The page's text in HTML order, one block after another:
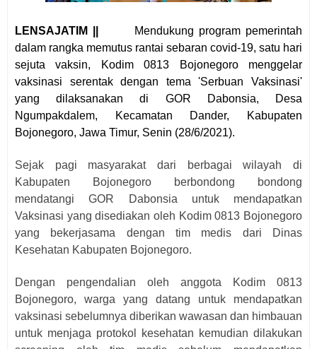
LENSAJATIM ||
Mendukung program pemerintah
dalam rangka memutus rantai sebaran covid-19, satu hari
sejuta vaksin, Kodim 0813 Bojonegoro menggelar
vaksinasi serentak dengan tema 'Serbuan Vaksinasi'
yang dilaksanakan di GOR Dabonsia, Desa
Ngumpakdalem, Kecamatan Dander, Kabupaten
Bojonegoro, Jawa Timur, Senin (28/6/2021).
Sejak pagi masyarakat dari berbagai wilayah di
Kabupaten Bojonegoro berbondong bondong
mendatangi GOR Dabonsia untuk mendapatkan
Vaksinasi yang disediakan oleh Kodim 0813 Bojonegoro
yang bekerjasama dengan tim medis dari Dinas
Kesehatan Kabupaten Bojonegoro.
Dengan pengendalian oleh anggota Kodim 0813
Bojonegoro, warga yang datang untuk mendapatkan
vaksinasi sebelumnya diberikan wawasan dan himbauan
untuk menjaga protokol kesehatan kemudian dilakukan